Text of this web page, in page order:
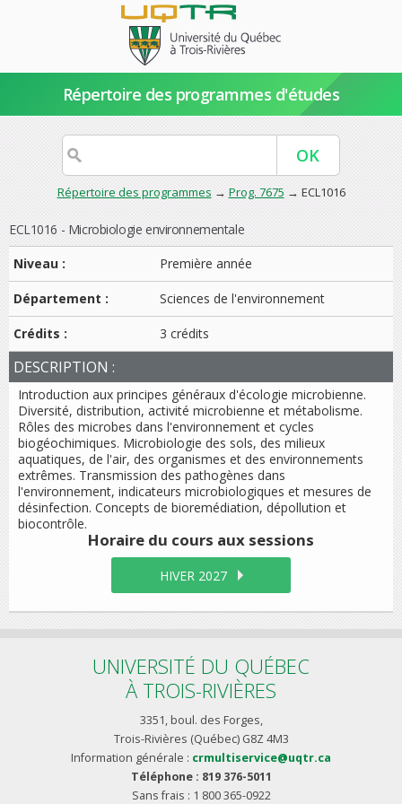
Répertoire des programmes d'études
Répertoire des programmes → Prog. 7675 → ECL1016
ECL1016 - Microbiologie environnementale
Niveau :
Première année
Département : Sciences de l'environnement
Crédits : 3 crédits
DESCRIPTION :
Introduction aux principes généraux d'écologie microbienne.
Diversité, distribution, activité microbienne et métabolisme.
Rôles des microbes dans l'environnement et cycles
biogéochimiques. Microbiologie des sols, des milieux
aquatiques, de l'air, des organismes et des environnements
extrêmes. Transmission des pathogènes dans
l'environnement, indicateurs microbiologiques et mesures de
désinfection. Concepts de bioremédiation, dépollution et
biocontrôle.
Horaire du cours aux sessions
HIVER 2027
UNIVERSITÉ DU QUÉBEC
À TROIS-RIVIÈRES
3351, boul. des Forges,
Trois-Rivières (Québec) G8Z 4M3
Information générale : crmultiservice@uqtr.ca
Téléphone : 819 376-5011
Sans frais : 1 800 365-0922